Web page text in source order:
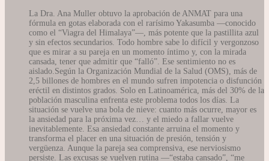
La Dra. Ana Muller obtuvo la aprobación de ANMAT para una
fórmula en gotas elaborada con el rarísimo Yakasumba —conocido
como el “Viagra del Himalaya”—, más potente que la pastillita azul
y sin efectos secundarios. Todo hombre sabe lo difícil y vergonzoso
que es mirar a su pareja en un momento íntimo y, con la mirada
cansada, tener que admitir que “falló”. Ese sentimiento no es
aislado.Según la Organización Mundial de la Salud (OMS), más de
2,5 billones de hombres en el mundo sufren impotencia o disfunción
eréctil en distintos grados. Solo en Latinoamérica, más del 30% de la
población masculina enfrenta este problema todos los días. La
situación se vuelve una bola de nieve: cuanto más ocurre, mayor es
la ansiedad para la próxima vez… y el miedo a fallar vuelve
inevitablemente. Esa ansiedad constante arruina el momento y
transforma el placer en una situación de presión, tensión y
vergüenza. Aunque la pareja sea comprensiva, ese nerviosismo
persiste. Las excusas se vuelven rutina —“estaba cansado”, “me